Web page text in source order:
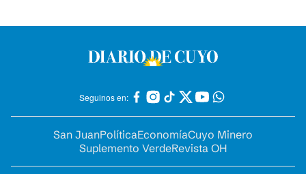
Seguinos en:
San JuanPolíticaEconomíaCuyo Minero
Suplemento VerdeRevista OH